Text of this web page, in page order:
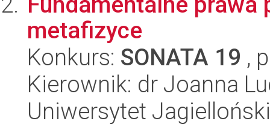
metafizyce
Konkurs: SONATA 19 ,
Kierownik: dr Joanna
Uniwersytet